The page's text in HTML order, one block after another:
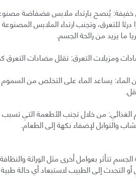
خفيفة: يُنصح بارتداء ملابس فضفاضة
درءًا للتعرق، وتجنب ارتداء الملابس
ما يزيد من رائحة الجسم.
ومزيلات التعرق: تقلل مضادات التعرق
يساعد الماء على التخلص من
الغذائي: من خلال تجنب الأطعمة التي تسبب
والتوابل لإضفاء نكهة إلى الطعام.
الجسم تتأثر بعوامل أخرى مثل الوراثة
أو التحدث إلى الطبيب لاستبعاد أي حالة